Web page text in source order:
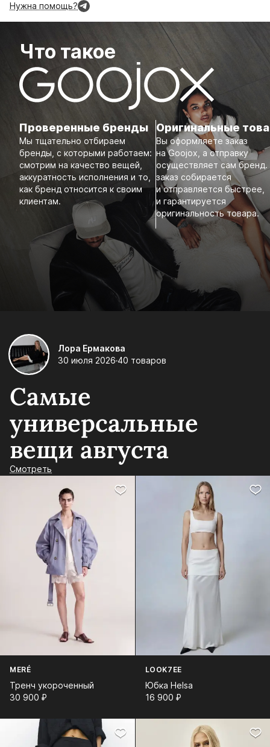
Нужна помощь?
Что такое
Проверенные бренды
Мы тщательно отбираем
бренды, с которыми работаем:
смотрим на качество вещей,
аккуратность исполнения и то,
как бренд относится к своим
клиентам.
Оригинальные
Вы оформляете заказ
на Goojox, а отправку
осуществляет сам бренд.
заказ собирается
и отправляется быстрее,
и гарантируется
оригинальность товара.
Лора Ермакова
30 июля 2026 40 товаров
Самые
универсальные
вещи августа
Смотреть
MERÉ
Тренч укороченный
30 900⁠ ⁠₽
LOOK7EE
Юбка Helsa
16 900⁠ ⁠₽